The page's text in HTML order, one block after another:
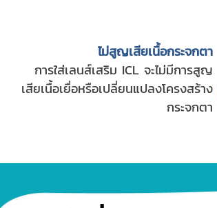
ไม่สูญเสียเนื้อกระจกตา
การใส่เลนส์เสริม ICL จะไม่มีการสูญ
เสียเนื้อเยื่อหรือเปลี่ยนแปลงโครงสร้าง
กระจกตา